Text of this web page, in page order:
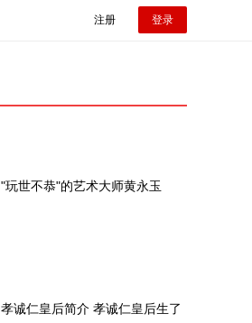
注册 登录
"玩世不恭"的艺术大师黄永玉
孝诚仁皇后简介 孝诚仁皇后生了